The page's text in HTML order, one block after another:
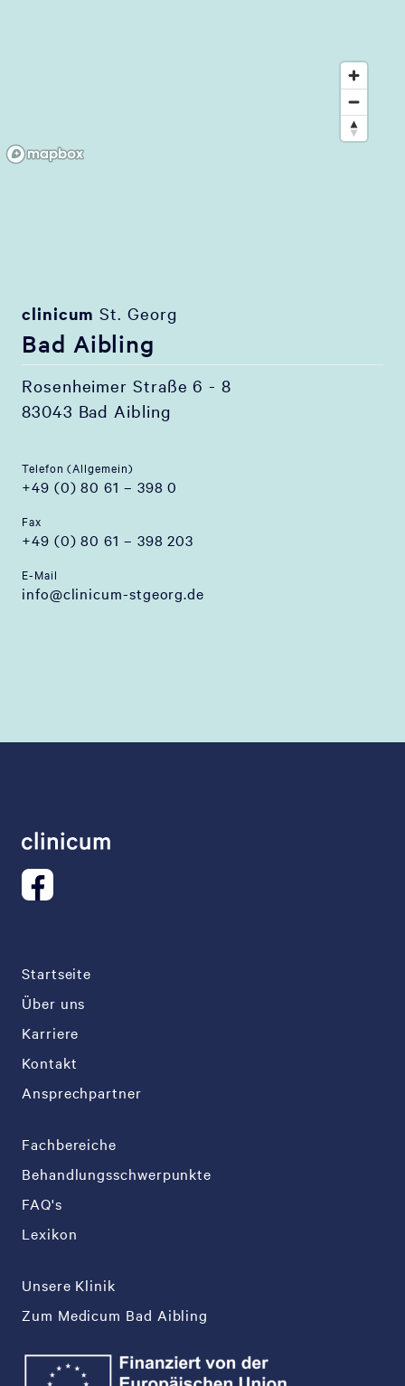
clinicum St. Georg
Bad Aibling
Rosenheimer Straße 6 - 8
83043 Bad Aibling
Telefon (Allgemein)
+49 (0) 80 61 – 398 0
Fax
+49 (0) 80 61 – 398 203
E-Mail
info@clinicum-stgeorg.de
Startseite
Über uns
Karriere
Kontakt
Ansprechpartner
Fachbereiche
Behandlungsschwerpunkte
FAQ's
Lexikon
Unsere Klinik
Zum Medicum Bad Aibling